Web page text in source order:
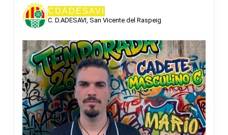
CDADESAVI
C. D.ADESAVI, San Vicente del Raspeig